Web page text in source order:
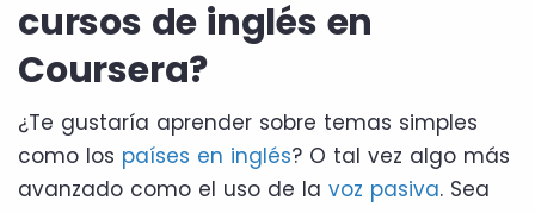
cursos de inglés en
Coursera?
¿Te gustaría aprender sobre temas simples
como los países en inglés? O tal vez algo más
avanzado como el uso de la voz pasiva. Sea